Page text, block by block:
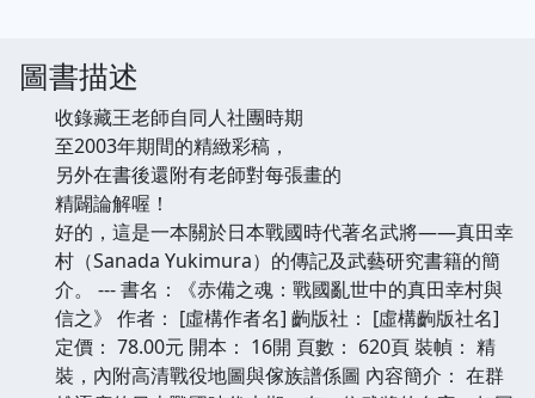
圖書描述
收錄藏王老師自同人社團時期
至2003年期間的精緻彩稿，
另外在書後還附有老師對每張畫的
精闢論解喔！
好的，這是一本關於日本戰國時代著名武將——真田幸
村（Sanada Yukimura）的傳記及武藝研究書籍的簡
介。 --- 書名：《赤備之魂：戰國亂世中的真田幸村與
信之》 作者： [虛構作者名] 齣版社： [虛構齣版社名]
定價： 78.00元 開本： 16開 頁數： 620頁 裝幀： 精
裝，內附高清戰役地圖與傢族譜係圖 內容簡介： 在群